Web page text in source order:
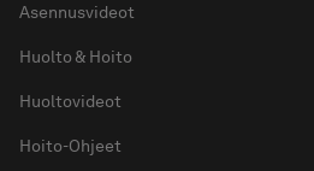
Asennusvideot
Huolto & Hoito
Huoltovideot
Hoito-Ohjeet